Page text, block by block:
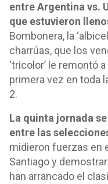
entre Argentina vs.
que estuvieron
Bombonera, la
charrúas, que los
‘tricolor’ le remontó
primera vez en toda
2.
La quinta jornada
entre las
midieron fuerzas en
Santiago y
han arrancado el